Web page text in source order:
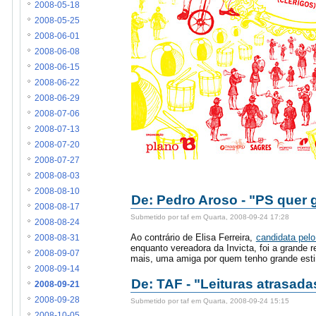
De: Pedro Aroso - "PS quer
Submetido por taf em Quarta, 2008-09-24 17:28
Ao contrário de Elisa Ferreira, candidata
enquanto vereadora da Invicta, foi a grande
mais, uma amiga por quem tenho grande
De: TAF - "Leituras
Submetido por taf em Quarta, 2008-09-24 15:15
2008-05-18
2008-05-25
2008-06-01
2008-06-08
2008-06-15
2008-06-22
2008-06-29
2008-07-06
2008-07-13
2008-07-20
2008-07-27
2008-08-03
2008-08-10
2008-08-17
2008-08-24
2008-08-31
2008-09-07
2008-09-14
2008-09-21
2008-09-28